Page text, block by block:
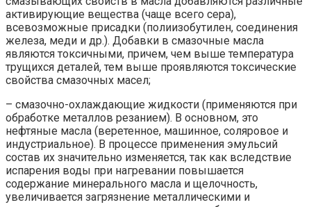
активирующие вещества (чаще всего сера),
всевозможные присадки (полиизобутилен, соединения
железа, меди и др.). Добавки в смазочные масла
являются токсичными, причем, чем выше температура
трущихся деталей, тем выше проявляются токсические
свойства смазочных масел;
– смазочно-охлаждающие жидкости (применяются при
обработке металлов резанием). В основном, это
нефтяные масла (веретенное, машинное, соляровое и
индустриальное). В процессе применения эмульсий
состав их значительно изменяется, так как вследствие
испарения воды при нагревании повышается
содержание минерального масла и щелочность,
увеличивается загрязнение металлическими и